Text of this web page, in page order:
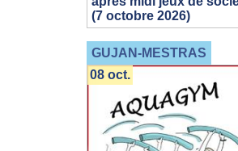
(7 octobre 2026)
GUJAN-MESTRAS
08 oct.